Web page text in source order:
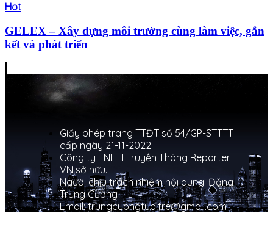
Hot
GELEX – Xây dựng môi trường cùng làm việc, gắn
kết và phát triển
Giấy phép trang TTĐT số 54/GP-STTTT
cấp ngày 21-11-2022.
Công ty TNHH Truyền Thông Reporter
VN sở hữu.
Người chịu trách nhiệm nội dung: Đặng
Trung Cường
Email: trungcuongtuoitre@gmail.com